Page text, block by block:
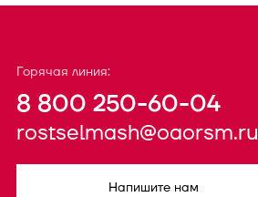
Горячая линия:
8 800 250-60-04
rostselmash@oaorsm.ru
Напишите нам